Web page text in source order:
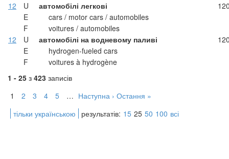
12
U автомобілі легкові
E
cars / motor cars / automobiles
F
voitures / automobiles
12
U автомобілі на водневому паливі
E
hydrogen-fueled cars
F
voitures à hydrogène
1 - 25 з 423 записів
1
2 3 4 5 … Наступна › Остання »
тільки українською
результатів: 15 25 50 100 всі